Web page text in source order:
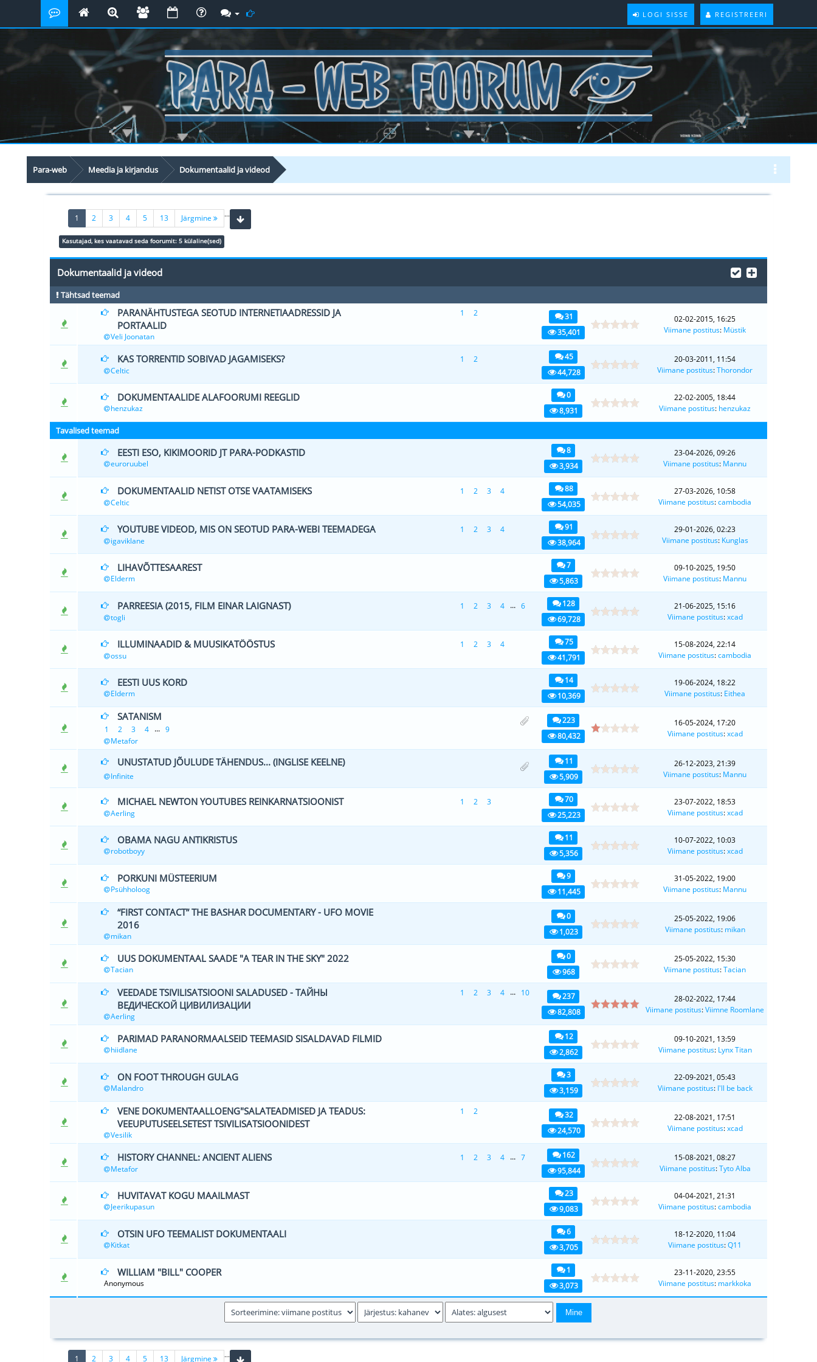
LOGI SISSE REGISTREERI
Para-web Meedia ja kirjandus Dokumentaalid ja videod
1 (current)
2 3 4 5 ...
13 Järgmine
Kasutajad, kes vaatavad seda foorumit: 5 külaline(sed)
Dokumentaalid ja videod
Tähtsad teemad
PARANÄHTUSTEGA SEOTUD INTERNETIAADRESSID JA
PORTAALID
1 2
Veli Joonatan
31
35,401
02-02-2015, 16:25
Viimane postitus: Müstik
KAS TORRENTID SOBIVAD JAGAMISEKS? 1
2
Celtic
45
44,728
0 Hääle(d) - 0 viiest (keskmiselt)
20-03-2011, 11:54
Viimane postitus:Thorondor
DOKUMENTAALIDE ALAFOORUMI REEGLID
henzukaz
0
8,931
0 Hääle(d) - 0 viiest (keskmiselt)
123
22-02-2005, 18:44
Viimane postitus: henzukaz
Tavalised teemad
EESTI ESO, KIKIMOORID JT PARA-PODKASTID
euroruubel
8
3,934
0 Hääle(d) - 0 viiest (keskmiselt)
1234
23-04-2026, 09:26
Viimane postitus: Mannu
DOKUMENTAALID NETIST OTSE VAATAMISEKS 1 2 3
4
Celtic
88
54,035
0 Hääle(d) - 0 viiest (keskmiselt)
12345
27-03-2026, 10:58
Viimane postitus:cambodia
YOUTUBE VIDEOD, MIS ON SEOTUD PARA-WEBI TEEMADEGA 1 2 3
4
igaviklane
91
38,964
0 Hääle(d) - 0 viiest (keskmiselt)
12 345
29-01-2026, 02:23
Viimane postitus: Kunglas
LIHAVÕTTESAAREST
Elderm
7
5,863
09-10-2025, 19:50
Viimane postitus: Mannu
PARREESIA (2015, FILM EINAR LAIGNAST) 1 2 3 4 ... 6
togli
128
69,728
0 Hääle(d) - 0 viiest (keskmiselt)
1
21-06-2025, 15:16
Viimane postitus:xcad
ILLUMINAADID & MUUSIKATÖÖSTUS 1 2 3
4
ossu
75
41,791
0 Hääle(d) - 0 viiest (keskmiselt)
15-08-2024, 22:14
Viimane postitus:cambodia
EESTI UUS KORD
Elderm
14
10,369
19-06-2024, 18:22
Viimane postitus: Eithea
SATANISM
1 2 3 4 ... 9
Metafor
223
80,432
16-05-2024, 17:20
Viimane postitus:xcad
UNUSTATUD JÕULUDE TÄHENDUS... (INGLISE KEELNE)
Infinite
11
5,909
0 Hääle(d) - 0 viiest (keskmiselt)
1234 5
26-12-2023, 21:39
Viimane postitus: Mannu
MICHAEL NEWTON YOUTUBES REINKARNATSIOONIST 1 2
3
Aerling
70
25,223
0 Hääle(d) - 0 viiest (keskmiselt)
12345
23-07-2022, 18:53
Viimane postitus:xcad
OBAMA NAGU ANTIKRISTUS
robotboyy
11
5,356
0 Hääle(d) - 0 viiest (keskmiselt)
10-07-2022, 10:03
Viimane postitus:xcad
PORKUNI MÜSTEERIUM
Psühholoog
9
11,445
31-05-2022, 19:00
Viimane postitus: Mannu
“FIRST CONTACT” THE BASHAR DOCUMENTARY - UFO MOVIE
2016
mikan
0
1,023
25-05-2022, 19:06
Viimane postitus: mikan
UUS DOKUMENTAAL SAADE "A TEAR IN THE SKY" 2022
Tacian
0
968
0 Hääle(d) - 0 viiest (keskmiselt)
1 23 45
25-05-2022, 15:30
Viimane postitus:Tacian
VEEDADE TSIVILISATSIOONI SALADUSED - ТАЙНЫ
ВЕДИЧЕСКОЙ ЦИВИЛИЗАЦИИ
1 2 3 4 ... 10
Aerling
237
82,808
28-02-2022, 17:44
Viimane postitus:Viimne Roomlane
PARIMAD PARANORMAALSEID TEEMASID SISALDAVAD FILMID
hiidlane
12
2,862
0 Hääle(d) - 0 viiest (keskmiselt)
1 2345
09-10-2021, 13:59
Viimane postitus: Lynx Titan
ON FOOT THROUGH GULAG
Malandro
3
3,159
0 Hääle(d) - 0 viiest (keskmiselt)
22-09-2021, 05:43
Viimane postitus: I'll be back
VENE DOKUMENTAALLOENG"SALATEADMISED JA TEADUS:
VEEUPUTUSEELSETEST TSIVILISATSIOONIDEST
1 2
Vesilik
32
24,570
0 Hääle(d) - 0 viiest (keskmiselt)
12345
22-08-2021, 17:51
Viimane postitus:xcad
HISTORY CHANNEL: ANCIENT ALIENS 1 2 3 4 ... 7
Metafor
162
95,844
0 Hääle(d) - 0 viiest (keskmiselt)
15-08-2021, 08:27
Viimane postitus:Tyto Alba
HUVITAVAT KOGU MAAILMAST
Jeerikupasun
23
9,083
0 Hääle(d) - 0 viiest (keskmiselt)
04-04-2021, 21:31
Viimane postitus:cambodia
OTSIN UFO TEEMALIST DOKUMENTAALI
Kitkat
6
3,705
0 Hääle(d) - 0 viiest (keskmiselt)
18-12-2020, 11:04
Viimane postitus:Q11
WILLIAM "BILL" COOPER
Anonymous
1
3,073
23-11-2020, 23:55
Viimane postitus: markkoka
1 (current)
2 3 4 5 ...
13 Järgmine